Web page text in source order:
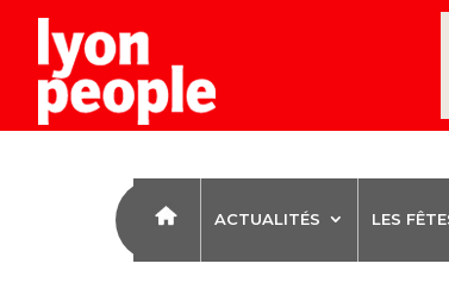
ACTUALITÉS LES